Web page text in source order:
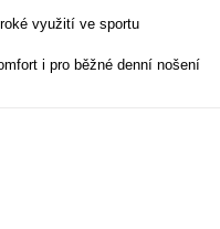
využití ve sportu
i pro běžné denní nošení